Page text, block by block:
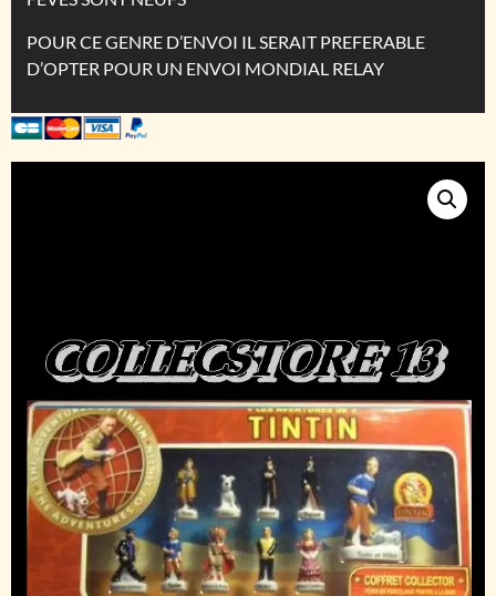
POUR CE GENRE D’ENVOI IL SERAIT PREFERABLE
D’OPTER POUR UN ENVOI MONDIAL RELAY